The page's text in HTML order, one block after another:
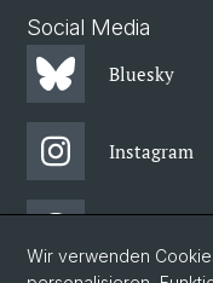
Social Media
Bluesky
Instagram
Wir verwenden